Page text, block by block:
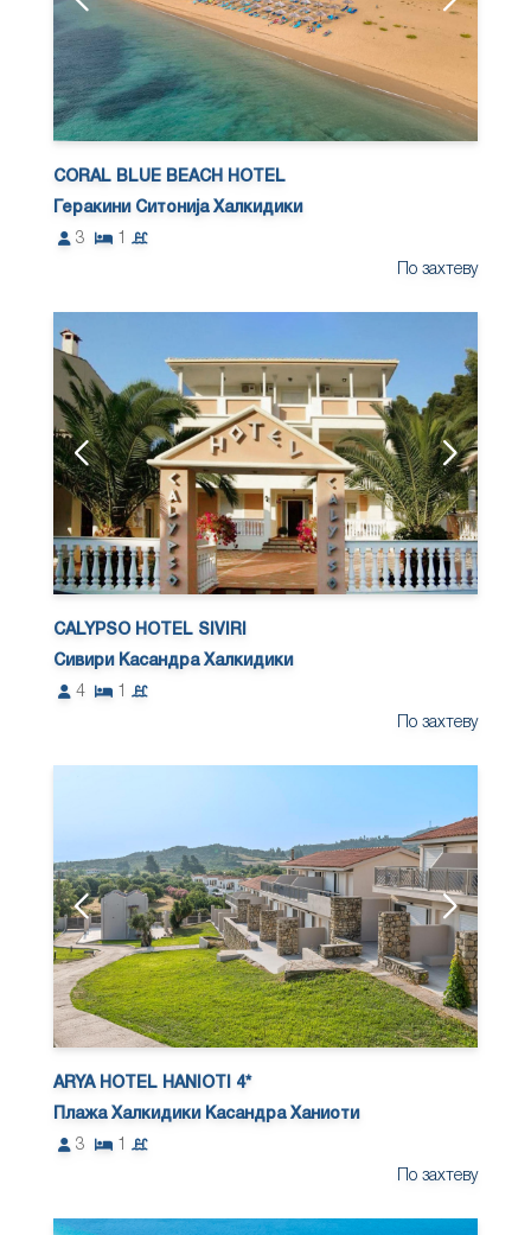
CORAL BLUE BEACH HOTEL
Геракини Ситонија Халкидики
3
1
По захтеву
CALYPSO HOTEL SIVIRI
Сивири Касандра Халкидики
4
1
По захтеву
ARYA HOTEL HANIOTI 4*
Плажа Халкидики Касандра Ханиоти
3
1
По захтеву